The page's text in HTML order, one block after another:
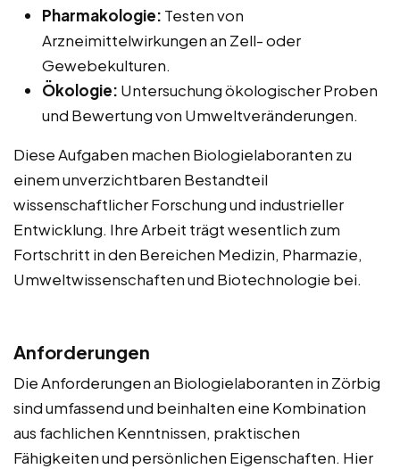
Pharmakologie: Testen von
Arzneimittelwirkungen an Zell- oder
Gewebekulturen.
Ökologie: Untersuchung ökologischer Proben
und Bewertung von Umweltveränderungen.
Diese Aufgaben machen Biologielaboranten zu
einem unverzichtbaren Bestandteil
wissenschaftlicher Forschung und industrieller
Entwicklung. Ihre Arbeit trägt wesentlich zum
Fortschritt in den Bereichen Medizin, Pharmazie,
Umweltwissenschaften und Biotechnologie bei.
Anforderungen
Die Anforderungen an Biologielaboranten in Zörbig
sind umfassend und beinhalten eine Kombination
aus fachlichen Kenntnissen, praktischen
Fähigkeiten und persönlichen Eigenschaften. Hier